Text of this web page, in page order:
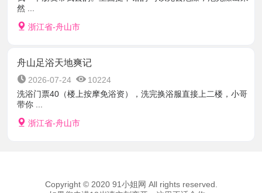
然 ...
浙江省-舟山市
舟山足浴天地爽记
2026-07-24
10224
洗浴门票40（楼上按摩免浴资），洗完换浴服直接上二楼，小哥
带你 ...
浙江省-舟山市
Copyright © 2020 91小姐网 All rights reserved.